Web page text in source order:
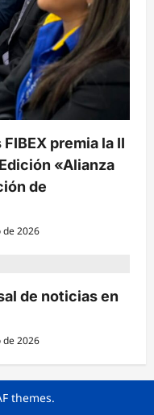
premia la II
«Alianza
de
de 2026
de noticias en
de 2026
themes.